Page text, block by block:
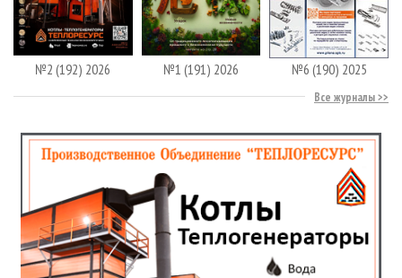
№2 (192) 2026 №1 (191) 2026 №6 (190) 2025
Все журналы